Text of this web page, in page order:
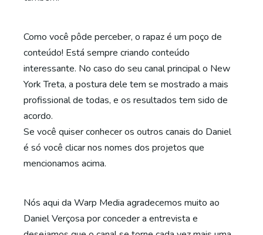
Como você pôde perceber, o rapaz é um poço de
conteúdo! Está sempre criando conteúdo
interessante. No caso do seu canal principal o New
York Treta, a postura dele tem se mostrado a mais
profissional de todas, e os resultados tem sido de
acordo.
Se você quiser conhecer os outros canais do Daniel
é só você clicar nos nomes dos projetos que
mencionamos acima.
Nós aqui da Warp Media agradecemos muito ao
Daniel Verçosa por conceder a entrevista e